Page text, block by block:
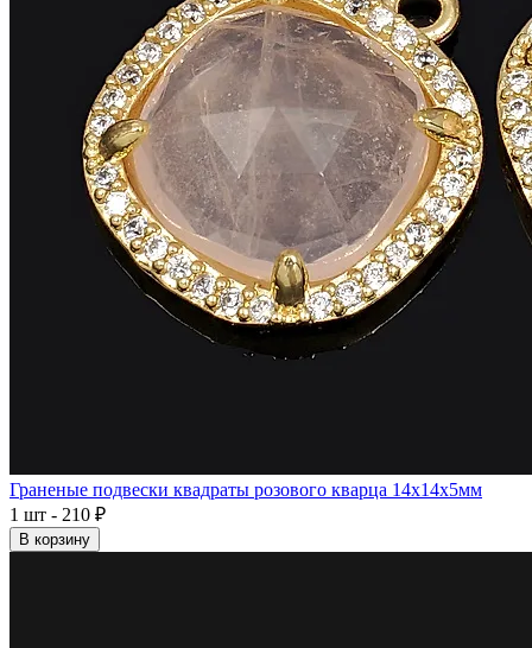
Граненые подвески квадраты розового кварца 14x14x5мм
1 шт - 210 ₽
В корзину